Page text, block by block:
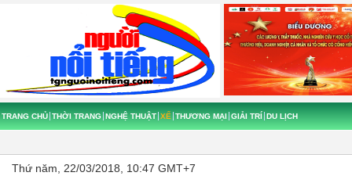
TRANG CHỦ THỜI TRANG NGHỆ THUẬT XẾ THƯƠNG MẠI GIẢI TRÍ DU LỊCH
Thứ năm, 22/03/2018, 10:47 GMT+7